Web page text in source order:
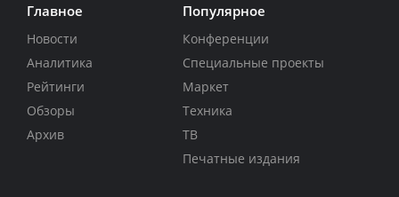
Главное
Новости
Аналитика
Рейтинги
Обзоры
Архив
Популярное
Конференции
Специальные проекты
Маркет
Техника
ТВ
Печатные издания